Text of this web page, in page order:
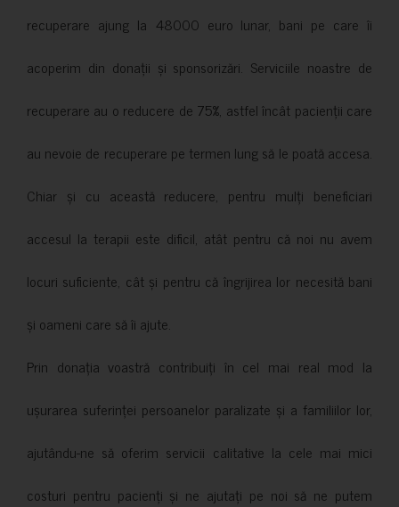
recuperare ajung la 48000 euro lunar, bani pe care îi
acoperim din donații și sponsorizări. Serviciile noastre de
recuperare au o reducere de 75%, astfel încât pacienții care
au nevoie de recuperare pe termen lung să le poată accesa.
Chiar și cu această reducere, pentru mulți beneficiari
accesul la terapii este dificil, atât pentru că noi nu avem
locuri suficiente, cât și pentru că îngrijirea lor necesită bani
și oameni care să îi ajute.
Prin donația voastră contribuiți în cel mai real mod la
ușurarea suferinței persoanelor paralizate și a familiilor lor,
ajutându-ne să oferim servicii calitative la cele mai mici
costuri pentru pacienți și ne ajutați pe noi să ne putem